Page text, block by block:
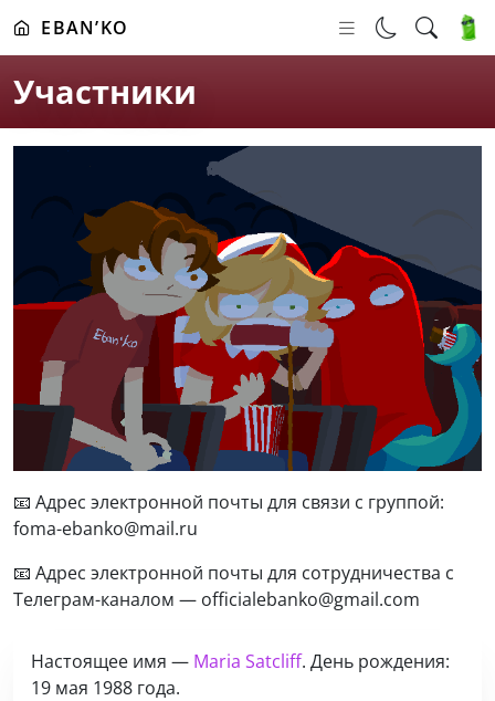
EBAN’KO
Участники
📧 Адрес электронной почты для связи с группой:
foma-ebanko@mail.ru
📧 Адрес электронной почты для сотрудничества с
Телеграм-каналом — officialebanko@gmail.com
Настоящее имя — Maria Satcliff. День рождения:
19 мая 1988 года.